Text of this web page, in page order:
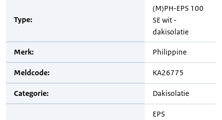
Type:
(M)PH-EPS 100
SE wit -
dakisolatie
Merk: Philippine
Meldcode: KA26775
Categorie: Dakisolatie
EPS